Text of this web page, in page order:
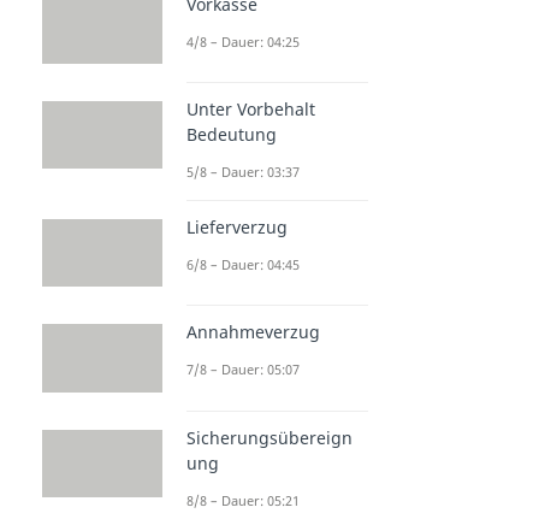
4/8 – Dauer: 04:25
Unter Vorbehalt
Bedeutung
5/8 – Dauer: 03:37
Lieferverzug
6/8 – Dauer: 04:45
Annahmeverzug
7/8 – Dauer: 05:07
Sicherungsübereign
ung
8/8 – Dauer: 05:21